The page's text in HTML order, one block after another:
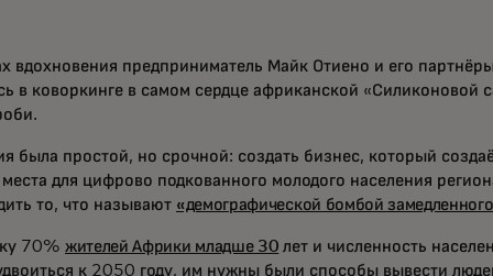
вдохновения предприниматель Майк Отиено и его
в коворкинге в самом сердце африканской «Силиконовой
была простой, но срочной: создать бизнес, который
для цифрово подкованного молодого населения
то, что называют «демографической бомбой замедленного
70% жителей Африки младше 30 лет и численность
к 2050 году, им нужны были способы вывести